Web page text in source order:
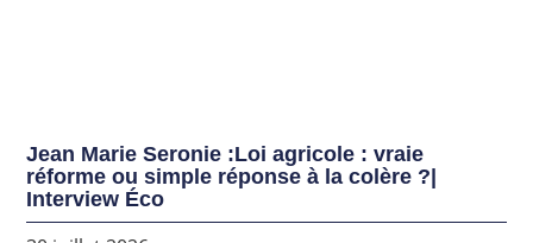
Jean Marie Seronie :Loi agricole : vraie
réforme ou simple réponse à la colère ?|
Interview Éco